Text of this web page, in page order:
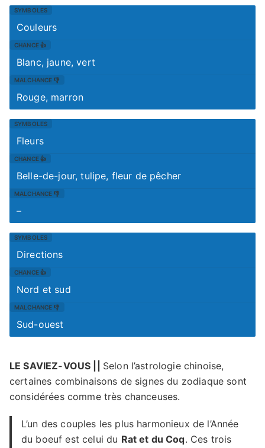
Couleurs
Blanc, jaune, vert
Rouge, marron
Fleurs
Belle-de-jour, tulipe, fleur de pêcher
–
Directions
Nord et sud
Sud-ouest
LE SAVIEZ-VOUS || Selon l’astrologie chinoise,
certaines combinaisons de signes du zodiaque sont
considérées comme très chanceuses.
L’un des couples les plus harmonieux de l’Année
du boeuf est celui du Rat et du Coq. Ces trois